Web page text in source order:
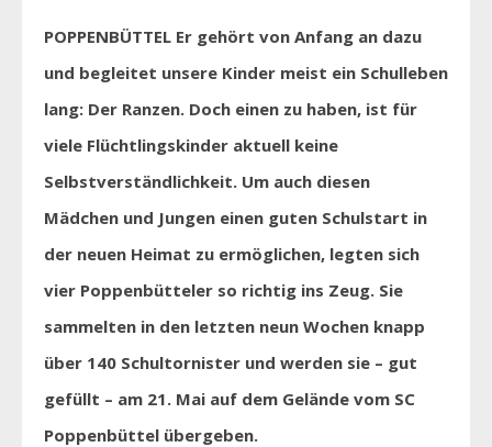
POPPENBÜTTEL Er gehört von Anfang an dazu
und begleitet unsere Kinder meist ein Schulleben
lang: Der Ranzen. Doch einen zu haben, ist für
viele Flüchtlingskinder aktuell keine
Selbstverständlichkeit. Um auch diesen
Mädchen und Jungen einen guten Schulstart in
der neuen Heimat zu ermöglichen, legten sich
vier Poppenbütteler so richtig ins Zeug. Sie
sammelten in den letzten neun Wochen knapp
über 140 Schultornister und werden sie – gut
gefüllt – am 21. Mai auf dem Gelände vom SC
Poppenbüttel übergeben.